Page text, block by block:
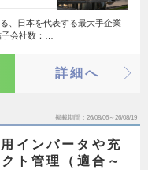
、日本を代表する最大手企業
子会社数：…
詳細へ
掲載期間 26/08/06～26/08/19
インバータや充
ト管理（適合～